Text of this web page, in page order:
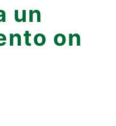
un
on